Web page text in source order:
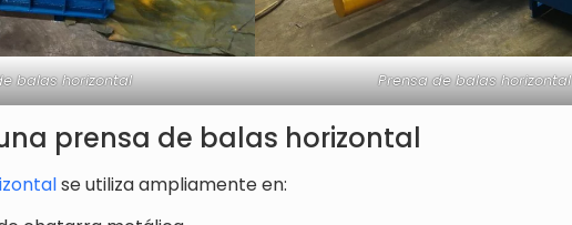
balas horizontal Prensa de balas horizontal
prensa de balas horizontal
se utiliza ampliamente en: